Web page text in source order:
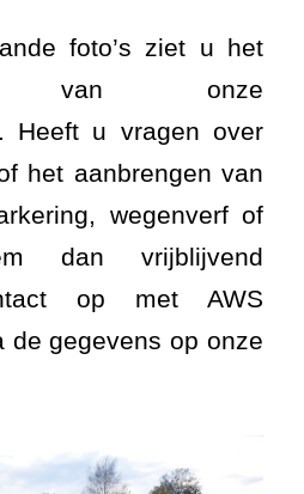
foto’s ziet u het
van onze
Heeft u vragen over
het aanbrengen van
wegenverf of
dan vrijblijvend
op met AWS
de gegevens op onze